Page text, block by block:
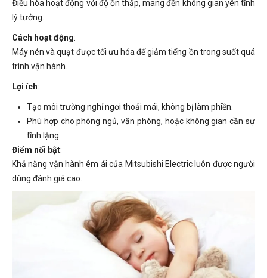
Điều hòa hoạt động với độ ồn thấp, mang đến không gian yên tĩnh
lý tưởng.
Cách hoạt động:
Máy nén và quạt được tối ưu hóa để giảm tiếng ồn trong suốt quá
trình vận hành.
Lợi ích:
Tạo môi trường nghỉ ngơi thoải mái, không bị làm phiền.
Phù hợp cho phòng ngủ, văn phòng, hoặc không gian cần sự
tĩnh lặng.
Điểm nổi bật:
Khả năng vận hành êm ái của Mitsubishi Electric luôn được người
dùng đánh giá cao.